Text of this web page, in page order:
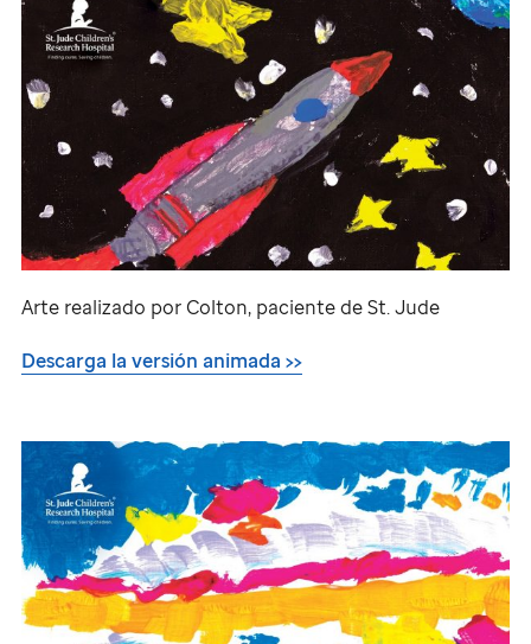
Arte realizado por Colton, paciente deSt. Jude
Descarga la versión animada >>